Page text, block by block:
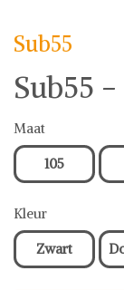
Sub55
Sub55
Maat
105
Kleur
Zwart